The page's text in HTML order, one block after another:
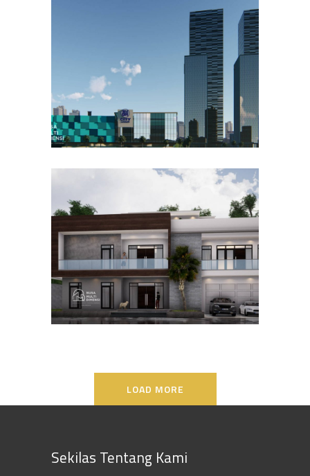
Desain DNB Tower di
Cilandak Jakarta Selatan
Desain Rumah Bapak Ali di
Lippo Karawaci
DESAIN RUMAH TERBAIK
LOAD MORE
Sekilas Tentang Kami